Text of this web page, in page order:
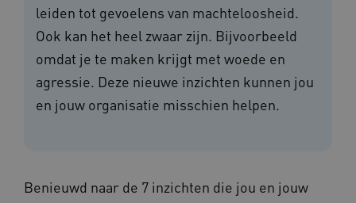
leiden tot gevoelens van machteloosheid.
Ook kan het heel zwaar zijn. Bijvoorbeeld
omdat je te maken krijgt met woede en
agressie. Deze nieuwe inzichten kunnen jou
en jouw organisatie misschien helpen.
Benieuwd naar de 7 inzichten die jou en jouw